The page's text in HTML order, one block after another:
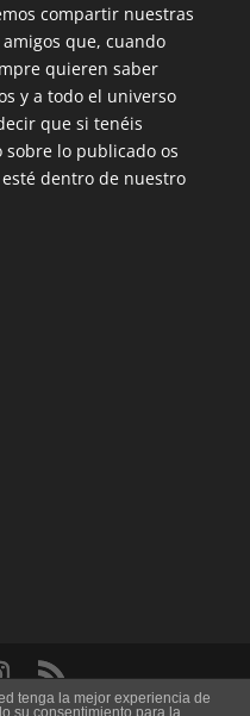
compartir nuestras
que, cuando
quieren saber
y a todo el universo
que si tenéis
lo publicado os
dentro de nuestro
tenga la mejor experiencia de
su consentimiento para la